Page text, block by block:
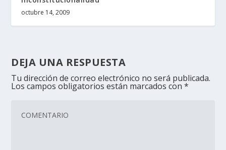
octubre 14, 2009
DEJA UNA RESPUESTA
Tu dirección de correo electrónico no será publicada.
Los campos obligatorios están marcados con*